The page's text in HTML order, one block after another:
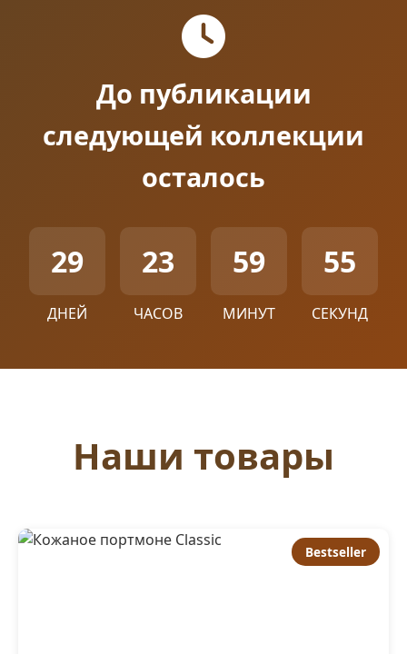
До публикации
следующей коллекции
осталось
29
ДНЕЙ
23
ЧАСОВ
59
МИНУТ
55
СЕКУНД
Наши товары
Bestseller